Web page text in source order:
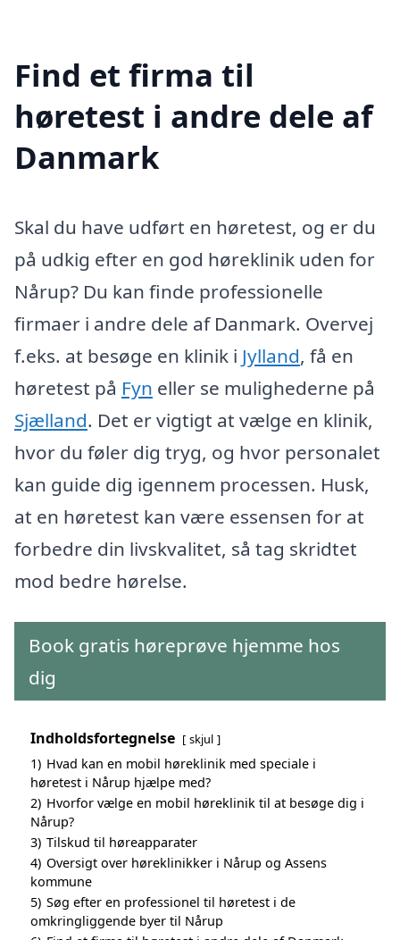
Find et firma til
høretest i andre dele af
Danmark
Skal du have udført en høretest, og er du
på udkig efter en god høreklinik uden for
Nårup? Du kan finde professionelle
firmaer i andre dele af Danmark. Overvej
f.eks. at besøge en klinik i Jylland, få en
høretest på Fyn eller se mulighederne på
Sjælland. Det er vigtigt at vælge en klinik,
hvor du føler dig tryg, og hvor personalet
kan guide dig igennem processen. Husk,
at en høretest kan være essensen for at
forbedre din livskvalitet, så tag skridtet
mod bedre hørelse.
Book gratis høreprøve hjemme hos
dig
Indholdsfortegnelse skjul
1) Hvad kan en mobil høreklinik med speciale i
høretest i Nårup hjælpe med?
2) Hvorfor vælge en mobil høreklinik til at besøge dig i
Nårup?
3) Tilskud til høreapparater
4) Oversigt over høreklinikker i Nårup og Assens
kommune
5) Søg efter en professionel til høretest i de
omkringliggende byer til Nårup